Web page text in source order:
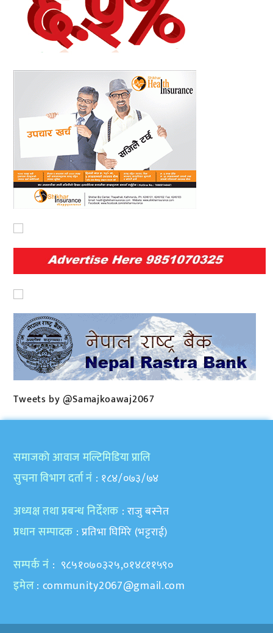
Tweets by @Samajkoawaj2067
समाजकाे आवाज मल्टिमिडिया प्रालि
सुचना विभाग दर्ता नं : १८४/०७३/७४
अध्यक्ष तथा प्रबन्ध निर्देशक : राजु बस्नेत
प्रधान सम्पादक : प्रतिभा घिमिरे (भट्टराई)
सम्पर्क नं : ९८५१०७०३२५,०१४८११५९०
इमेल: community2067@gmail.com